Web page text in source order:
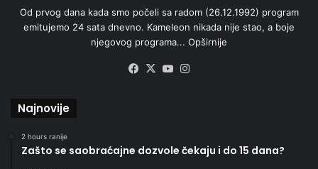
Od prvog dana kada smo počeli sa radom (26.12.1992) program
emitujemo 24 sata dnevno. Kameleon nikada nije stao, a boje
njegovog programa... Opširnije
Facebook
X YouTube
Najnovije
2 hours ranije
Zašto se saobraćajne dozvole čekaju i do 15 dana?